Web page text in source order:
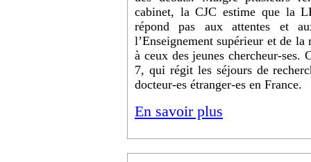
cabinet, la CJC estime que la
répond pas aux attentes et
l’Enseignement supérieur et de
à ceux des jeunes chercheur-ses.
7, qui régit les séjours de
docteur-es étranger-es en France.
En savoir plus